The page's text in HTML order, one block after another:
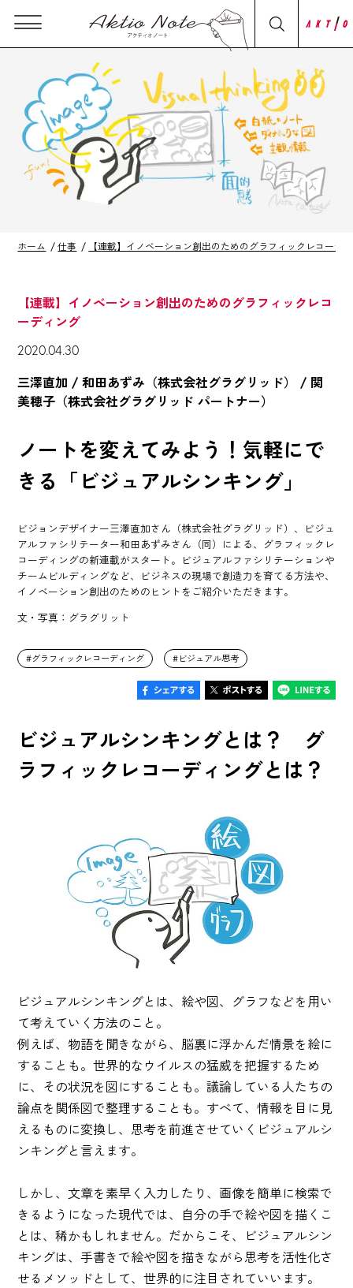
ホーム 仕事 【連載】イノベーション創出のためのグラフィックレコーデ
【連載】イノベーション創出のためのグラフィックレコ
ーディング
2020.04.30
三澤直加 / 和田あずみ（株式会社グラグリッド） / 関
美穂子（株式会社グラグリッド パートナー）
ノートを変えてみよう！気軽にで
きる「ビジュアルシンキング」
ビジョンデザイナー三澤直加さん（株式会社グラグリッド）、ビジュ
アルファシリテーター和田あずみさん（同）による、グラフィックレ
コーディングの新連載がスタート。ビジュアルファシリテーションや
チームビルディングなど、ビジネスの現場で創造力を育てる方法や、
イノベーション創出のためのヒントをご紹介いただきます。
文・写真：グラグリット
グラフィックレコーディング ビジュアル思考
ビジュアルシンキングとは？ グ
ラフィックレコーディングとは？
ビジュアルシンキングとは、絵や図、グラフなどを用い
て考えていく方法のこと。
例えば、物語を聞きながら、脳裏に浮かんだ情景を絵に
することも。世界的なウイルスの猛威を把握するため
に、その状況を図にすることも。議論している人たちの
論点を関係図で整理することも。すべて、情報を目に見
えるものに変換し、思考を前進させていくビジュアルシ
ンキングと言えます。
しかし、文章を素早く入力したり、画像を簡単に検索で
きるようになった現代では、自分の手で絵や図を描くこ
とは、稀かもしれません。だからこそ、ビジュアルシン
キングは、手書きで絵や図を描きながら思考を活性化さ
せるメソッドとして、世界的に注目されていいます。